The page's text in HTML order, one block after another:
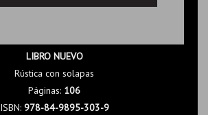
LIBRO NUEVO
Rústica con solapas
Páginas: 106
ISBN: 978-84-9895-303-9